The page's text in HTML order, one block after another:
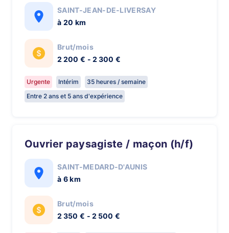
SAINT-JEAN-DE-LIVERSAY
à 20 km
Brut/mois
2 200 € - 2 300 €
Urgente Intérim
35 heures / semaine
Entre 2 ans et 5 ans d'expérience
Ouvrier paysagiste / maçon (h/f)
SAINT-MEDARD-D'AUNIS
à 6 km
Brut/mois
2 350 € - 2 500 €